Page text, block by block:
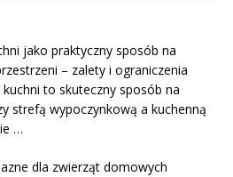
jako praktyczny sposób na
– zalety i ograniczenia
to skuteczny sposób na
strefą wypoczynkową a kuchenną
…
dla zwierząt domowych